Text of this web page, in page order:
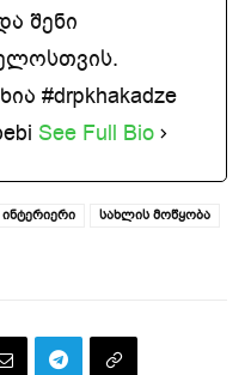
შენი
#drpkhakadze
See Full Bio
ინტერიერი
სახლის მოწყობა